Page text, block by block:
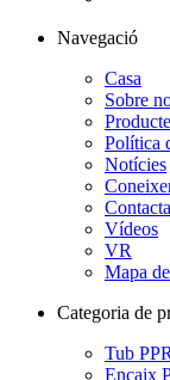
Navegació
Casa
Sobre
Política
Notícies
Vídeos
VR
Mapa
Categoria de
Tub PPR
Encaix